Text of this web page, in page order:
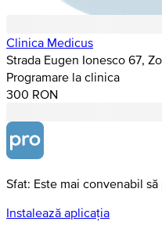
Clinica Medicus
Strada Eugen Ionesco 67,
Programare la clinica
300 RON
Sfat: Este mai convenabil
Instalează aplicația